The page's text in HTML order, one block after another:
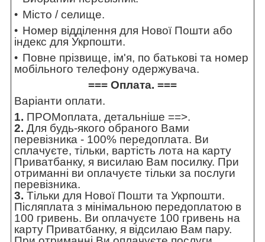
Місто / селище.
Номер відділення для Нової Пошти або
індекс для Укрпошти.
Повне прізвище, ім'я, по батькові та номер
мобільного телефону одержувача.
=== Оплата. ===
Варіанти оплати.
1. ПРОМоплата, детальніше ==>.
2. Для будь-якого обраного Вами
перевізника - 100% передоплата. Ви
сплачуєте, тільки, вартість лота на карту
Приватбанку, я висилаю Вам посилку. При
отриманні ви оплачуєте тільки за послуги
перевізника.
3. Тільки для Нової Пошти та Укрпошти.
Післяплата з мінімальною передоплатою в
100 гривень. Ви оплачуєте 100 гривень на
карту Приватбанку, я відсилаю Вам пару.